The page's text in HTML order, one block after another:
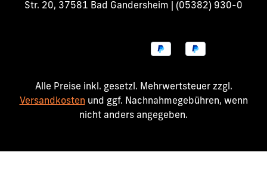
Str. 20, 37581 Bad Gandersheim | (05382) 930-0
Alle Preise inkl. gesetzl. Mehrwertsteuer zzgl.
Versandkosten und ggf. Nachnahmegebühren, wenn
nicht anders angegeben.